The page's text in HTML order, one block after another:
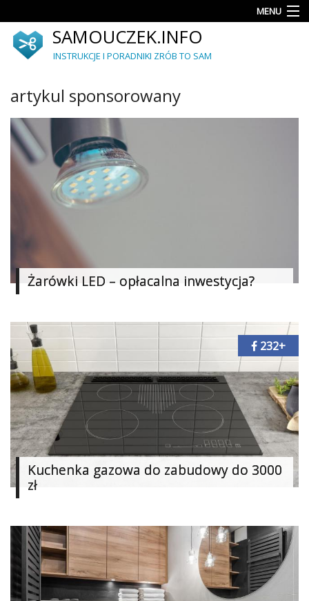
MENU
Porady
dodatki
Ogród
Upcykling
Dekoracje
Autorskie
projekty
Biżuteria
W
15
minut
Filc
Soutache
Zabawki
Szydełkowanie
Malarstwo
ryunek
SAMOUCZEK.INFO
INSTRUKCJE I PORADNIKI ZRÓB TO SAM
artykul sponsorowany
Żarówki LED – opłacalna inwestycja?
Kuchenka gazowa do zabudowy do 3000
zł
232+